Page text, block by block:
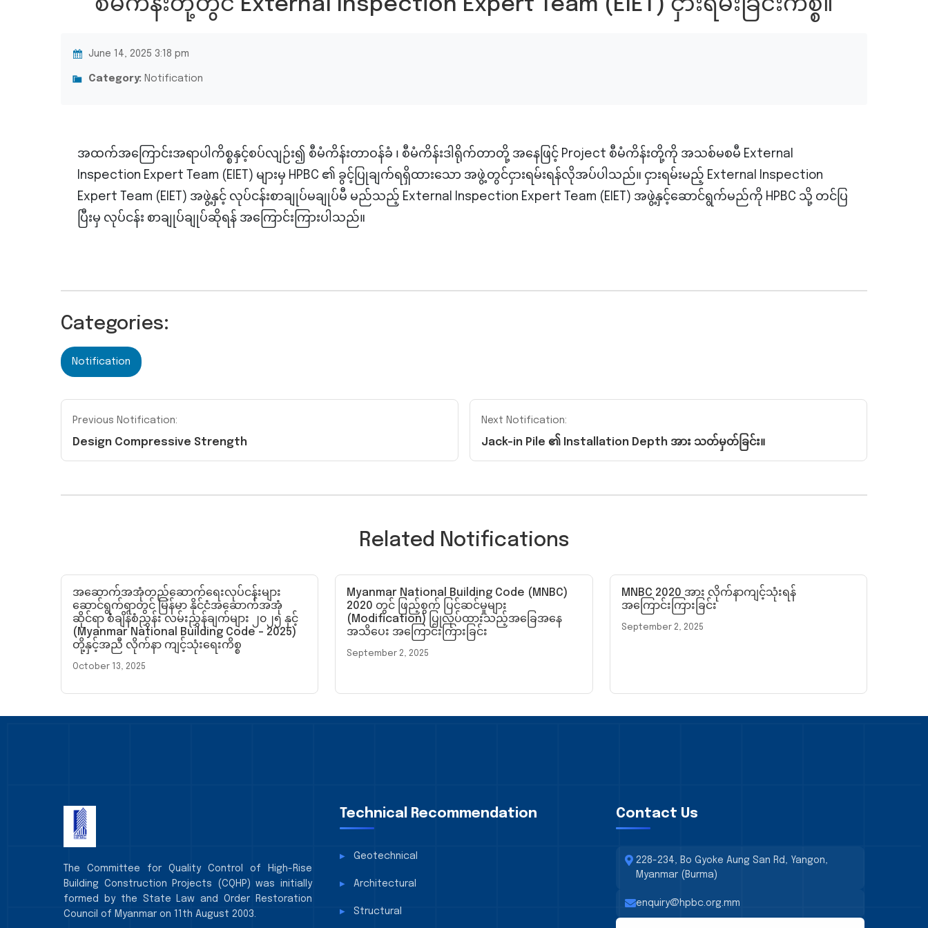
စီမံကိန်းတို့တွင် External Inspection Expert Team (EIET) ငှားရမ်းခြင်းကိစ္စ။
June 14, 2025 3:18 pm
Category: Notification
အထက်အကြောင်းအရာပါကိစ္စနှင့်စပ်လျဉ်း၍ စီမံကိန်းတာဝန်ခံ ၊ စီမံကိန်းဒါရိုက်တာတို့ အနေဖြင့် Project စီမံကိန်းတို့ကို အသစ်မစမီ External
Inspection Expert Team (EIET) များမှ HPBC ၏ ခွင့်ပြုချက်ရရှိထားသော အဖွဲ့တွင်ငှားရမ်းရန်လိုအပ်ပါသည်။ ငှားရမ်းမည့် External Inspection
Expert Team (EIET) အဖွဲ့နှင့် လုပ်ငန်းစာချုပ်မချုပ်မီ မည်သည့် External Inspection Expert Team (EIET) အဖွဲ့နှင့်ဆောင်ရွက်မည်ကို HPBC သို့ တင်ပြ
ပြီးမှ လုပ်ငန်း စာချုပ်ချုပ်ဆိုရန် အကြောင်းကြားပါသည်။
Categories:
Notification
Previous Notification:
Design Compressive Strength
Next Notification:
Jack-in Pile ၏ Installation Depth အား သတ်မှတ်ခြင်း။
Related Notifications
အဆောက်အအုံတည်ဆောက်ရေးလုပ်ငန်းများ
ဆောင်ရွက်ရာတွင် မြန်မာ နိုင်ငံအဆောက်အအုံ
ဆိုင်ရာ စံချိန်စံညွှန်း လမ်းညွှန်ချက်များ ၂၀၂၅ နှင့်
(Myanmar National Building Code – 2025)
တို့နှင့်အညီ လိုက်နာ ကျင့်သုံးရေးကိစ္စ
October 13, 2025
Myanmar National Building Code (MNBC)
2020 တွင် ဖြည့်စွက် ပြင်ဆင်မှုများ
(Modification) ပြုလုပ်ထားသည့်အခြေအနေ
အသိပေး အကြောင်းကြားခြင်း
September 2, 2025
MNBC 2020 အား လိုက်နာကျင့်သုံးရန်
အကြောင်းကြားခြင်း
September 2, 2025
The Committee for Quality Control of High-Rise
Building Construction Projects (CQHP) was initially
formed by the State Law and Order Restoration
Council of Myanmar on 11th August 2003.
Technical Recommendation
Geotechnical
Architectural
Structural
Contact Us
228-234, Bo Gyoke Aung San Rd, Yangon,
Myanmar (Burma)
enquiry@hpbc.org.mm